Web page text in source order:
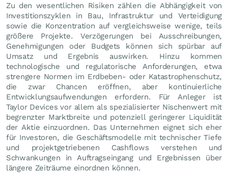
Zu den wesentlichen Risiken zählen die Abhängigkeit von
Investitionszyklen in Bau, Infrastruktur und Verteidigung
sowie die Konzentration auf vergleichsweise wenige, teils
größere Projekte. Verzögerungen bei Ausschreibungen,
Genehmigungen oder Budgets können sich spürbar auf
Umsatz und Ergebnis auswirken. Hinzu kommen
technologische und regulatorische Anforderungen, etwa
strengere Normen im Erdbeben- oder Katastrophenschutz,
die zwar Chancen eröffnen, aber kontinuierliche
Entwicklungsaufwendungen erfordern. Für Anleger ist
Taylor Devices vor allem als spezialisierter Nischenwert mit
begrenzter Marktbreite und potenziell geringerer Liquidität
der Aktie einzuordnen. Das Unternehmen eignet sich eher
für Investoren, die Geschäftsmodelle mit technischer Tiefe
und projektgetriebenen Cashflows verstehen und
Schwankungen in Auftragseingang und Ergebnissen über
längere Zeiträume einordnen können.